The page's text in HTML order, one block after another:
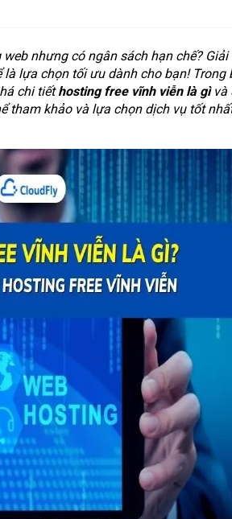
nhưng có ngân sách hạn chế? Giải
lựa chọn tối ưu dành cho bạn! Trong
chi tiếthosting free vĩnh viễn là gìvà
tham khảo và lựa chọn dịch vụ tốt